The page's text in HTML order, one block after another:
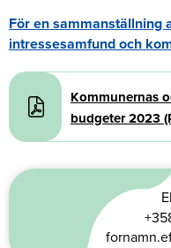
För en sammanställning
intressesamfund och
Document
Kommunernas
budgeter 2023